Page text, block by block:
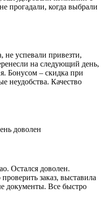
прогадали, когда выбрали
не успевали привезти,
на следующий день,
Бонусом – скидка при
неудобства. Качество
доволен
Остался доволен.
заказ, выставила
документы. Все быстро